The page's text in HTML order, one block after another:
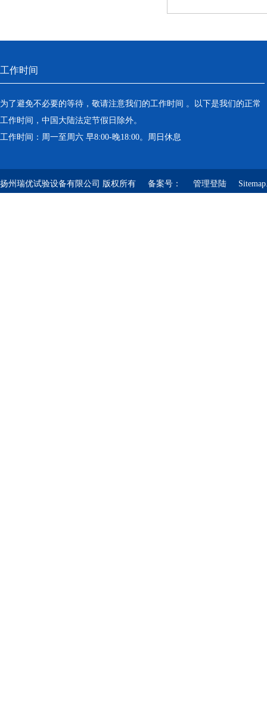
工作时间
为了避免不必要的等待，敬请注意我们的工作时间 。以下是我们的正常
工作时间，中国大陆法定节假日除外。
工作时间：周一至周六 早8:00-晚18:00。周日休息
扬州瑞优试验设备有限公司 版权所有 备案号： 管理登陆